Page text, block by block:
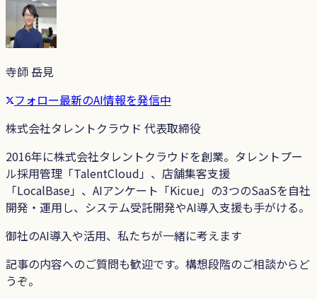
寺師 岳見
フォロー最新のAI情報を発信中
株式会社タレントクラウド 代表取締役
2016年に株式会社タレントクラウドを創業。タレントプー
ル採用管理「TalentCloud」、店舗集客支援
「LocalBase」、AIアンケート「Kicue」の3つのSaaSを自社
開発・運用し、システム受託開発やAI導入支援も手がける。
御社のAI導入や活用、私たちが一緒に考えます
記事の内容へのご質問も歓迎です。構想段階のご相談からど
うぞ。